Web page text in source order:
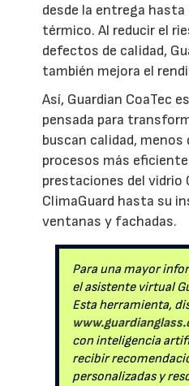
desde la entrega
térmico. Al reducir el
defectos de calidad,
también mejora el
Así, Guardian CoaTec
pensada para
buscan calidad, menos
procesos más
prestaciones del vidrio
ClimaGuard hasta su
ventanas y fachadas.
Para una mayor
el asistente virtual
Esta herramienta,
con inteligencia
recibir
personalizadas y